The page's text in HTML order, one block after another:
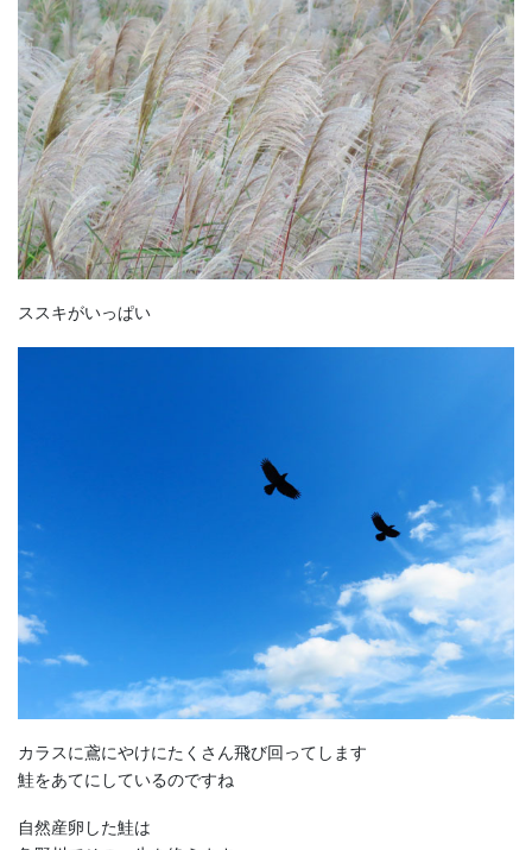
ススキがいっぱい
カラスに鳶にやけにたくさん飛び回ってします
鮭をあてにしているのですね
自然産卵した鮭は